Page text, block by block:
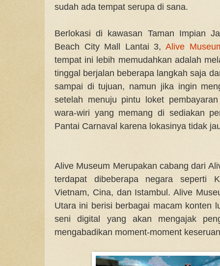
sudah ada tempat serupa di sana.
Berlokasi di kawasan Taman Impian
Beach City Mall Lantai 3, Alive
tempat ini lebih memudahkan adalah
tinggal berjalan beberapa langkah saja
sampai di tujuan, namun jika ingin
setelah menuju pintu loket
wara-wiri yang memang di sediakan
Pantai Carnaval karena lokasinya tidak
Alive Museum Merupakan cabang dari
terdapat dibeberapa negara seperti
Vietnam, Cina, dan Istambul. Alive
Utara ini berisi berbagai macam konten
seni digital yang akan mengajak
mengabadikan moment-moment